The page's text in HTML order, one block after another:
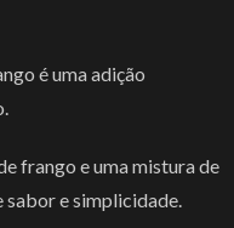
é uma adição
frango e uma mistura de
sabor e simplicidade.